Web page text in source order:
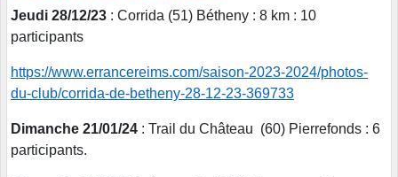
Jeudi 28/12/23 : Corrida (51) Bétheny : 8 km : 10
participants
https://www.errancereims.com/saison-2023-2024/photos-
du-club/corrida-de-betheny-28-12-23-369733
Dimanche 21/01/24 : Trail du Château (60) Pierrefonds : 6
participants.